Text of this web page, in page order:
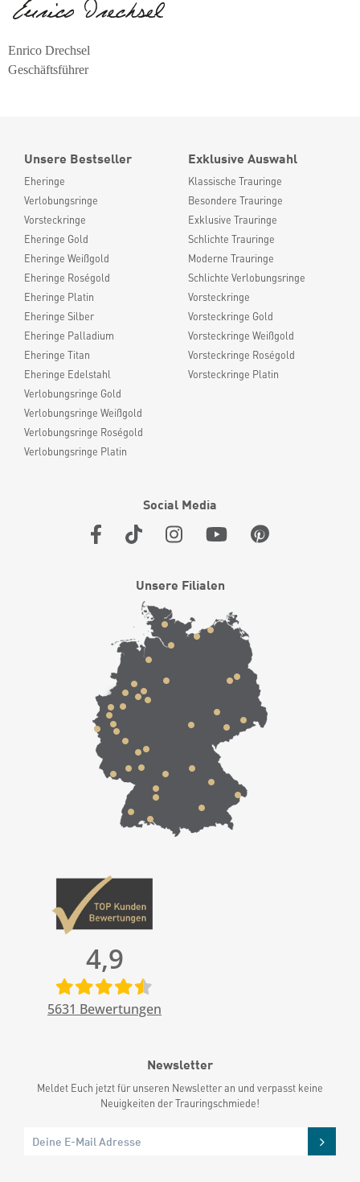
Enrico Drechsel
Geschäftsführer
Unsere Bestseller
Eheringe
Verlobungsringe
Vorsteckringe
Eheringe Gold
Eheringe Weißgold
Eheringe Roségold
Eheringe Platin
Eheringe Silber
Eheringe Palladium
Eheringe Titan
Eheringe Edelstahl
Verlobungsringe Gold
Verlobungsringe Weißgold
Verlobungsringe Roségold
Verlobungsringe Platin
Exklusive Auswahl
Klassische Trauringe
Besondere Trauringe
Exklusive Trauringe
Schlichte Trauringe
Moderne Trauringe
Schlichte Verlobungsringe
Vorsteckringe
Vorsteckringe Gold
Vorsteckringe Weißgold
Vorsteckringe Roségold
Vorsteckringe Platin
Social Media
Unsere Filialen
4,9
5631 Bewertungen
Newsletter
Meldet Euch jetzt für unseren Newsletter an und verpasst keine
Neuigkeiten der Trauringschmiede!